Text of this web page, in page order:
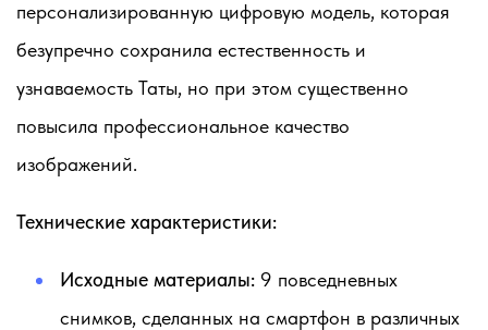
персонализированную цифровую модель, которая
безупречно сохранила естественность и
узнаваемость Таты, но при этом существенно
повысила профессиональное качество
изображений.
Технические характеристики:
Исходные материалы: 9 повседневных
снимков, сделанных на смартфон в различных